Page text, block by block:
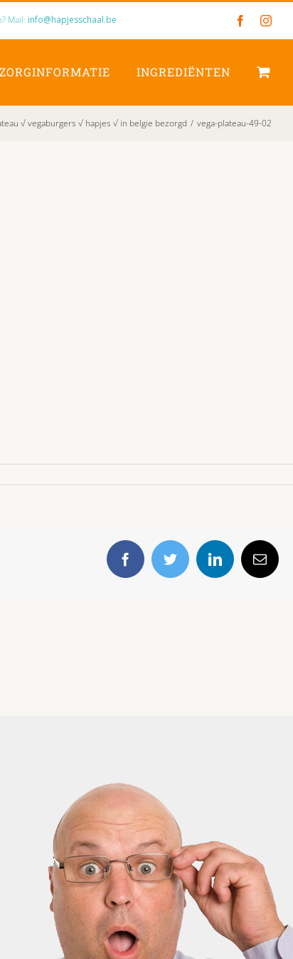
Mail: info@hapjesschaal.be Facebook
INGREDIËNTEN
√ vegaburgers √ hapjes √ in belgie bezorgd / vega-plateau-49-02
FacebookTwitter LinkedIn
E-
mail